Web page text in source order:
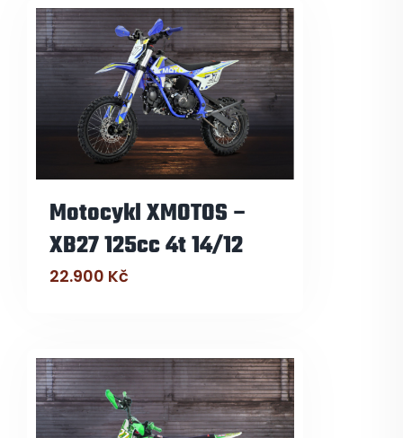
Motocykl XMOTOS –
XB27 125cc 4t 14/12
22.900 Kč